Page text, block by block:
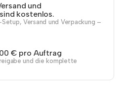
und
kostenlos.
Versand und Verpackung –
€ pro Auftrag
und die komplette